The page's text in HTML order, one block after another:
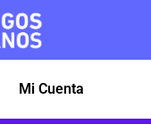
Mi Cuenta